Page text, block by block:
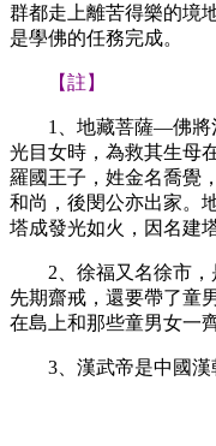
群都走上離苦得樂的境
是學佛的任務完成。
【註】
1、地藏菩薩—佛將
光目女時，為救其生母
羅國王子，姓金名喬覺
和尚，後閔公亦出家。
塔成發光如火，因名建
2、徐福又名徐市
先期齋戒，還要帶了童
在島上和那些童男女一
3、漢武帝是中國